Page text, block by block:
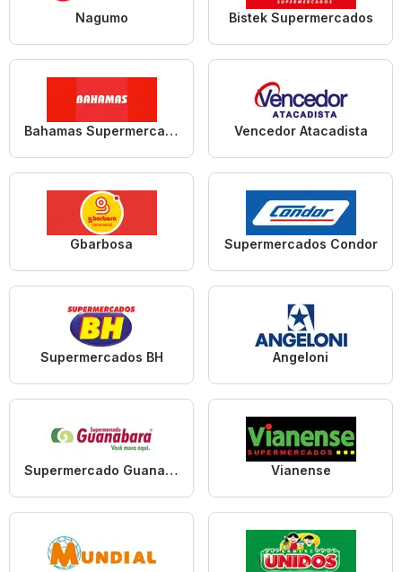
Nagumo Bistek Supermercados
Bahamas Supermercados Vencedor Atacadista
Gbarbosa Supermercados Condor
Supermercados BH Angeloni
Supermercado Guanabara Vianense